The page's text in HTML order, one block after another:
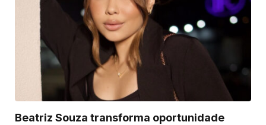
Beatriz Souza transforma oportunidade